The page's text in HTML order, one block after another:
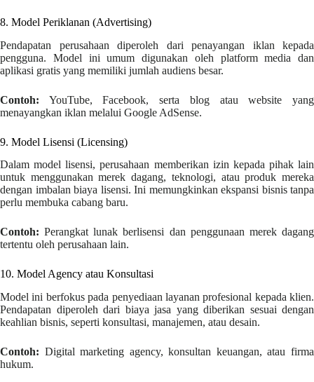
8. Model Periklanan (Advertising)
Pendapatan perusahaan diperoleh dari penayangan iklan kepada
pengguna. Model ini umum digunakan oleh platform media dan
aplikasi gratis yang memiliki jumlah audiens besar.
Contoh: YouTube, Facebook, serta blog atau website yang
menayangkan iklan melalui Google AdSense.
9. Model Lisensi (Licensing)
Dalam model lisensi, perusahaan memberikan izin kepada pihak lain
untuk menggunakan merek dagang, teknologi, atau produk mereka
dengan imbalan biaya lisensi. Ini memungkinkan ekspansi bisnis tanpa
perlu membuka cabang baru.
Contoh: Perangkat lunak berlisensi dan penggunaan merek dagang
tertentu oleh perusahaan lain.
10. Model Agency atau Konsultasi
Model ini berfokus pada penyediaan layanan profesional kepada klien.
Pendapatan diperoleh dari biaya jasa yang diberikan sesuai dengan
keahlian bisnis, seperti konsultasi, manajemen, atau desain.
Contoh: Digital marketing agency, konsultan keuangan, atau firma
hukum.